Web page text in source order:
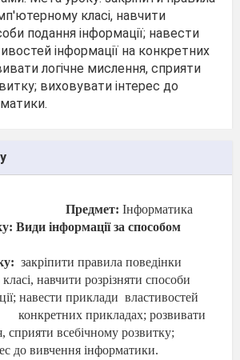
класі, навчити
подання інформації; навести
інформації на конкретних
логічне мислення, сприяти
виховувати інтерес до
Предмет: Інформатика
Види інформації за способом
закріпити правила поведінки
навчити розрізняти способи
навести приклади властивостей
конкретних прикладах; розвивати
сприяти всебічному розвитку;
до вивчення інформатики.